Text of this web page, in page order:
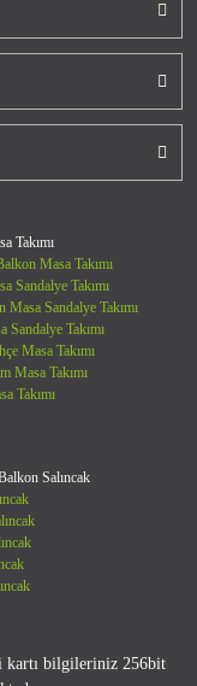
Takımı
Masa Takımı
Sandalye Takımı
Masa Sandalye Takımı
Sandalye Takımı
Masa Takımı
Masa Takımı
Takımı
Salıncak
kartı bilgileriniz 256bit